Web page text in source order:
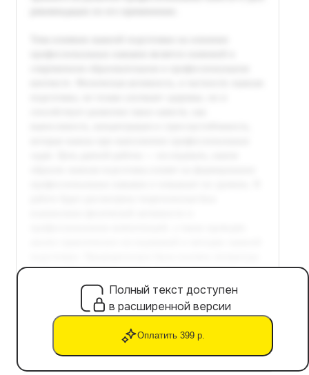
Полный текст доступен
в расширенной версии
Оплатить 399 р.